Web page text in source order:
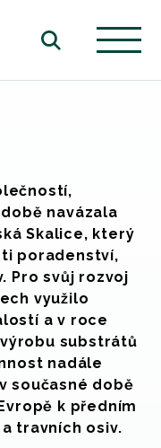
navázala
Skalice, který
poradenství,
Pro svůj rozvoj
využilo
a v roce
substrátů
nadále
současné době
k předním
travních osiv.